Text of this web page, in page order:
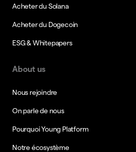
Acheter du Solana
Acheter du Dogecoin
ESG & Whitepapers
About us
Nous rejoindre
On parle de nous
Pourquoi Young Platform
Notre écosystème